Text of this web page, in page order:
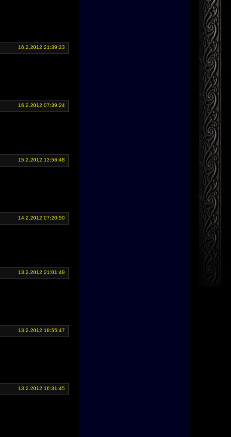
16.2.2012 21:39:23
16.2.2012 07:39:24
15.2.2012 13:56:48
14.2.2012 07:20:50
13.2.2012 21:01:49
13.2.2012 18:55:47
13.2.2012 16:31:45